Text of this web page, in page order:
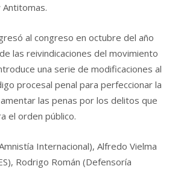
al congreso en octubre del año
las reivindicaciones del movimiento
una serie de modificaciones al
procesal penal para perfeccionar la
las penas por los delitos que
el orden público.
Internacional), Alfredo Vielma
Rodrigo Román (Defensoría